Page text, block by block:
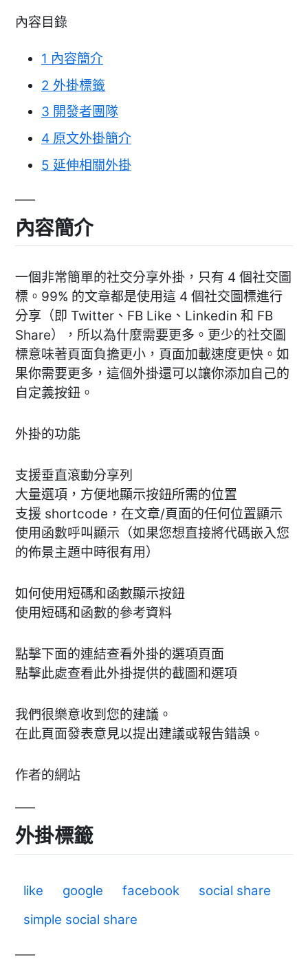
內容目錄
1 內容簡介
2 外掛標籤
3 開發者團隊
4 原文外掛簡介
5 延伸相關外掛
內容簡介
一個非常簡單的社交分享外掛，只有 4 個社交圖
標。99% 的文章都是使用這 4 個社交圖標進行
分享（即 Twitter、FB Like、Linkedin 和 FB
Share），所以為什麼需要更多。更少的社交圖
標意味著頁面負擔更小，頁面加載速度更快。如
果你需要更多，這個外掛還可以讓你添加自己的
自定義按鈕。
外掛的功能
支援垂直滾動分享列
大量選項，方便地顯示按鈕所需的位置
支援 shortcode，在文章/頁面的任何位置顯示
使用函數呼叫顯示（如果您想直接將代碼嵌入您
的佈景主題中時很有用）
如何使用短碼和函數顯示按鈕
使用短碼和函數的參考資料
點擊下面的連結查看外掛的選項頁面
點擊此處查看此外掛提供的截圖和選項
我們很樂意收到您的建議。
在此頁面發表意見以提出建議或報告錯誤。
作者的網站
外掛標籤
like google facebook
social share
simple social share